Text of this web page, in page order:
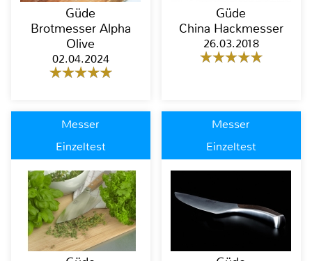
Güde
Brotmesser Alpha
Olive
02.04.2024
Güde
China Hackmesser
26.03.2018
Messer
Einzeltest
Messer
Einzeltest